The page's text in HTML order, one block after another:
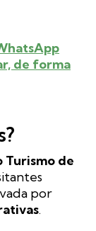
de forma
Turismo de
por
.